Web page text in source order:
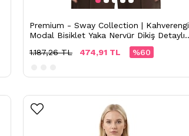
Premium - Sway Collection | Kahverengi
Modal Bisiklet Yaka Nervür Dikiş Detaylı
%60
474,91 TL
1.187,26 TL